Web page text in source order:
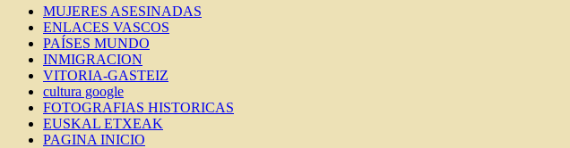
MUJERES ASESINADAS
ENLACES VASCOS
PAÍSES MUNDO
INMIGRACION
VITORIA-GASTEIZ
cultura google
FOTOGRAFIAS HISTORICAS
EUSKAL ETXEAK
PAGINA INICIO